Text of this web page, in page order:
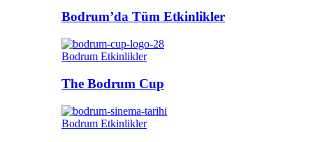
Bodrum’da Tüm Etkinlikler
Bodrum Etkinlikler
The Bodrum Cup
Bodrum Etkinlikler